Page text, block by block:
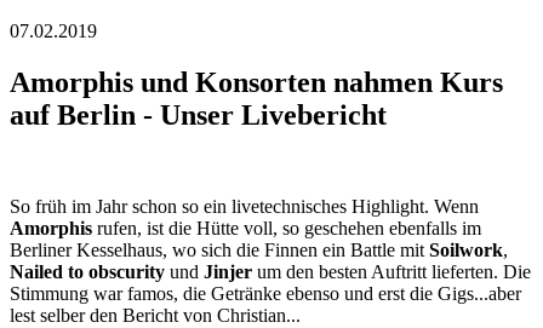
07.02.2019
Amorphis und Konsorten nahmen Kurs
auf Berlin - Unser Livebericht
So früh im Jahr schon so ein livetechnisches Highlight. Wenn
Amorphis rufen, ist die Hütte voll, so geschehen ebenfalls im
Berliner Kesselhaus, wo sich die Finnen ein Battle mitSoilwork,
Nailed to obscurity und Jinjer um den besten Auftritt lieferten. Die
Stimmung war famos, die Getränke ebenso und erst die Gigs...aber
lest selber den Bericht von Christian...